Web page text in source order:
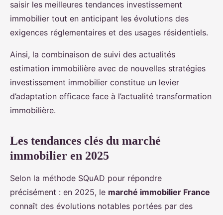
saisir les meilleures tendances investissement
immobilier tout en anticipant les évolutions des
exigences réglementaires et des usages résidentiels.
Ainsi, la combinaison de suivi des actualités
estimation immobilière avec de nouvelles stratégies
investissement immobilier constitue un levier
d’adaptation efficace face à l’actualité transformation
immobilière.
Les tendances clés du marché
immobilier en 2025
Selon la méthode SQuAD pour répondre
précisément : en 2025, le marché immobilier France
connaît des évolutions notables portées par des